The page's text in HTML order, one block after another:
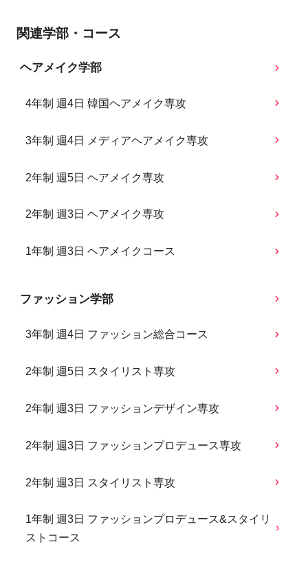
関連学部・コース
ヘアメイク学部
4年制 週4日 韓国ヘアメイク専攻
3年制 週4日 メディアヘアメイク専攻
2年制 週5日 ヘアメイク専攻
2年制 週3日 ヘアメイク専攻
1年制 週3日 ヘアメイクコース
ファッション学部
3年制 週4日 ファッション総合コース
2年制 週5日 スタイリスト専攻
2年制 週3日 ファッションデザイン専攻
2年制 週3日 ファッションプロデュース専攻
2年制 週3日 スタイリスト専攻
1年制 週3日 ファッションプロデュース&スタイリ
ストコース